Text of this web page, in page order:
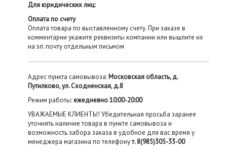
Для юридических лиц:
Оплата по счету
Оплата товара по выставленному счету. При заказе в
комментарии укажите реквизиты компании или вышлите их
на эл. почту отдельным письмом
Адрес пункта самовывоза: Московская область, д.
Путилково, ул. Сходненская, д.8
Режим работы: ежедневно 10:00-20:00
УВАЖАЕМЫЕ КЛИЕНТЫ! Убедительная просьба заранее
уточнять наличие товара в пункте самовывоза и
возможность забора заказа в удобное для вас время у
менеджера магазина по телефонут. 8(985)305-33-00